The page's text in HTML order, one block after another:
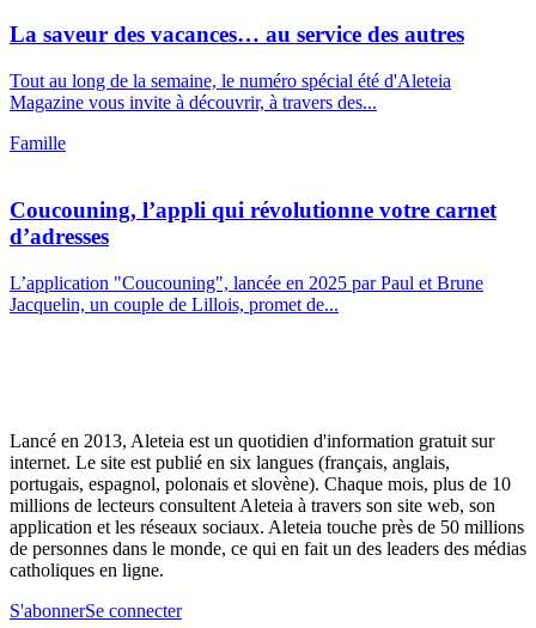
La saveur des vacances… au service des autres
Tout au long de la semaine, le numéro spécial été d'Aleteia
Magazine vous invite à découvrir, à travers des...
Famille
Coucouning, l’appli qui révolutionne votre carnet
d’adresses
L’application "Coucouning", lancée en 2025 par Paul et Brune
Jacquelin, un couple de Lillois, promet de...
Lancé en 2013, Aleteia est un quotidien d'information gratuit sur
internet. Le site est publié en six langues (français, anglais,
portugais, espagnol, polonais et slovène). Chaque mois, plus de 10
millions de lecteurs consultent Aleteia à travers son site web, son
application et les réseaux sociaux. Aleteia touche près de 50 millions
de personnes dans le monde, ce qui en fait un des leaders des médias
catholiques en ligne.
S'abonnerSe connecter